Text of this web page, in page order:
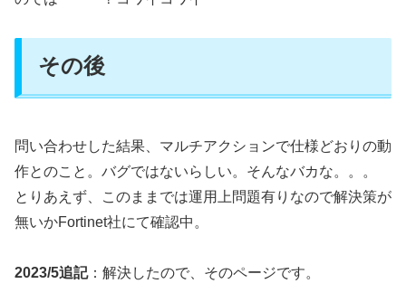
その後
問い合わせした結果、マルチアクションで仕様どおりの動
作とのこと。バグではないらしい。そんなバカな。。。
とりあえず、このままでは運用上問題有りなので解決策が
無いかFortinet社にて確認中。
2023/5追記：解決したので、そのページです。